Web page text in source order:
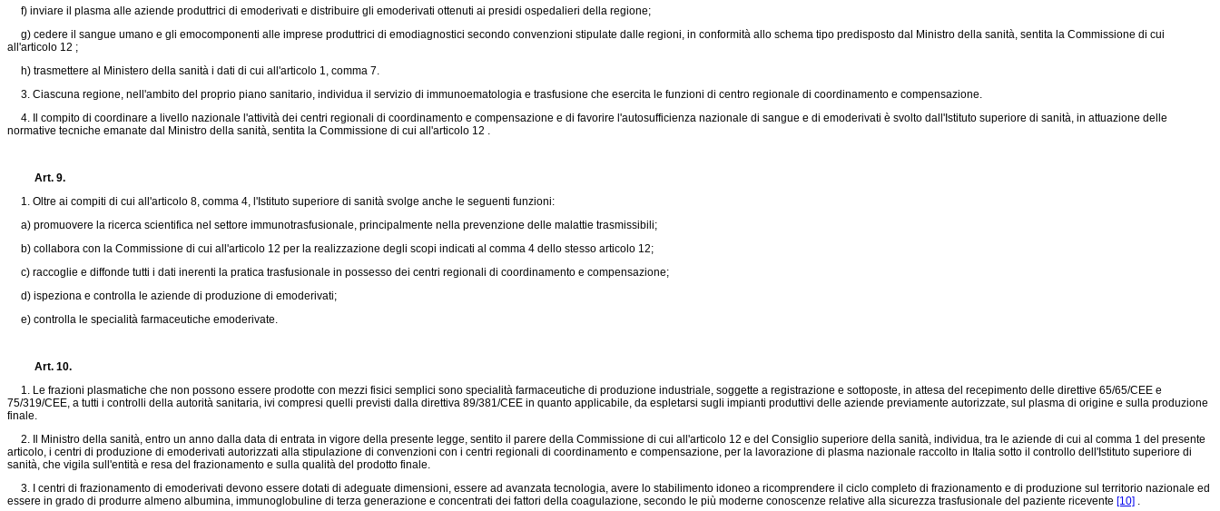
f) inviare il plasma alle aziende produttrici di emoderivati e distribuire gli emoderivati ottenuti ai presidi ospedalieri della regione;
g) cedere il sangue umano e gli emocomponenti alle imprese produttrici di emodiagnostici secondo convenzioni stipulate dalle regioni, in conformità allo schema tipo predisposto dal Ministro della sanità, sentita la Commissione di cui
all'articolo 12 ;
h) trasmettere al Ministero della sanità i dati di cui all'articolo 1, comma 7.
3. Ciascuna regione, nell'ambito del proprio piano sanitario, individua il servizio di immunoematologia e trasfusione che esercita le funzioni di centro regionale di coordinamento e compensazione.
4. Il compito di coordinare a livello nazionale l'attività dei centri regionali di coordinamento e compensazione e di favorire l'autosufficienza nazionale di sangue e di emoderivati è svolto dall'Istituto superiore di sanità, in attuazione delle
normative tecniche emanate dal Ministro della sanità, sentita la Commissione di cui all'articolo 12 .
Art. 9.
1. Oltre ai compiti di cui all'articolo 8, comma 4, l'Istituto superiore di sanità svolge anche le seguenti funzioni:
a) promuovere la ricerca scientifica nel settore immunotrasfusionale, principalmente nella prevenzione delle malattie trasmissibili;
b) collabora con la Commissione di cui all'articolo 12 per la realizzazione degli scopi indicati al comma 4 dello stesso articolo 12;
c) raccoglie e diffonde tutti i dati inerenti la pratica trasfusionale in possesso dei centri regionali di coordinamento e compensazione;
d) ispeziona e controlla le aziende di produzione di emoderivati;
e) controlla le specialità farmaceutiche emoderivate.
Art. 10.
1. Le frazioni plasmatiche che non possono essere prodotte con mezzi fisici semplici sono specialità farmaceutiche di produzione industriale, soggette a registrazione e sottoposte, in attesa del recepimento delle direttive 65/65/CEE e
75/319/CEE, a tutti i controlli della autorità sanitaria, ivi compresi quelli previsti dalla direttiva 89/381/CEE in quanto applicabile, da espletarsi sugli impianti produttivi delle aziende previamente autorizzate, sul plasma di origine e sulla produzione
finale.
2. Il Ministro della sanità, entro un anno dalla data di entrata in vigore della presente legge, sentito il parere della Commissione di cui all'articolo 12 e del Consiglio superiore della sanità, individua, tra le aziende di cui al comma 1 del presente
articolo, i centri di produzione di emoderivati autorizzati alla stipulazione di convenzioni con i centri regionali di coordinamento e compensazione, per la lavorazione di plasma nazionale raccolto in Italia sotto il controllo dell'Istituto superiore di
sanità, che vigila sull'entità e resa del frazionamento e sulla qualità del prodotto finale.
3. I centri di frazionamento di emoderivati devono essere dotati di adeguate dimensioni, essere ad avanzata tecnologia, avere lo stabilimento idoneo a ricomprendere il ciclo completo di frazionamento e di produzione sul territorio nazionale ed
essere in grado di produrre almeno albumina, immunoglobuline di terza generazione e concentrati dei fattori della coagulazione, secondo le più moderne conoscenze relative alla sicurezza trasfusionale del paziente ricevente [10] .